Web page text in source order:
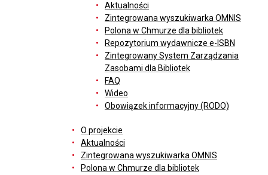
Aktualności
Zintegrowana wyszukiwarka OMNIS
Polona w Chmurze dla bibliotek
Repozytorium wydawnicze e-ISBN
Zintegrowany System Zarządzania
Zasobami dla Bibliotek
FAQ
Wideo
Obowiązek informacyjny (RODO)
O projekcie
Aktualności
Zintegrowana wyszukiwarka OMNIS
Polona w Chmurze dla bibliotek